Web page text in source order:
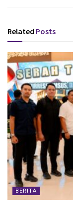
Related Posts
BERITA